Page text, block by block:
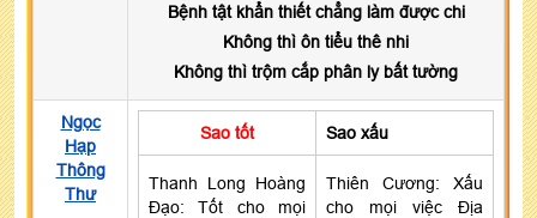
Bệnh tật khẩn thiết chẳng làm được chi
Không thì ôn tiểu thê nhi
Không thì trộm cắp phân ly bất tường
Ngọc
Hạp
Thông
Thư
Sao tốt Sao xấu
Thanh Long Hoàng
Đạo: Tốt cho mọi
Thiên Cương: Xấu
cho mọi việc Địa